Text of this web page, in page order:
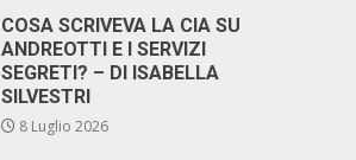
COSA SCRIVEVA LA CIA SU
ANDREOTTI E I SERVIZI
SEGRETI? – DI ISABELLA
SILVESTRI
8 Luglio 2026